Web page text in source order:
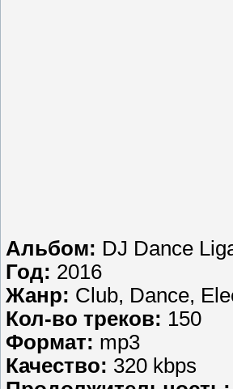
Альбом: DJ Dance
Год: 2016
Жанр: Club, Dance,
Кол-во треков: 150
Формат: mp3
Качество: 320 kbps